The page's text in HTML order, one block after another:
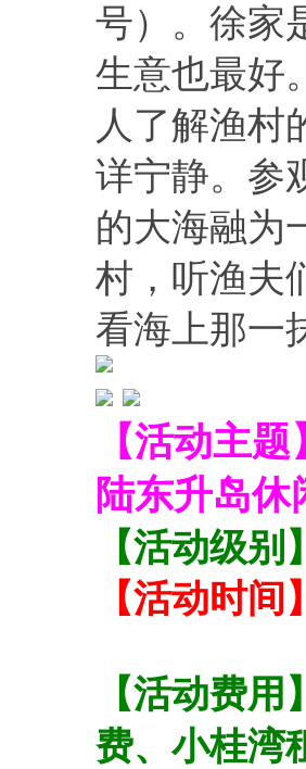
号）。徐家
生意也最好
人了解渔村
详宁静。参
的大海融为
村，听渔夫
看海上那
【活动主
陆东升岛休
【活动级别
【活动时间
【活动费用】
费、小桂湾